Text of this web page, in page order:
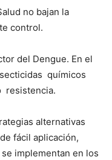
no bajan la
control.
del Dengue. En el
químicos
resistencia.
alternativas
fácil aplicación,
implementan en los